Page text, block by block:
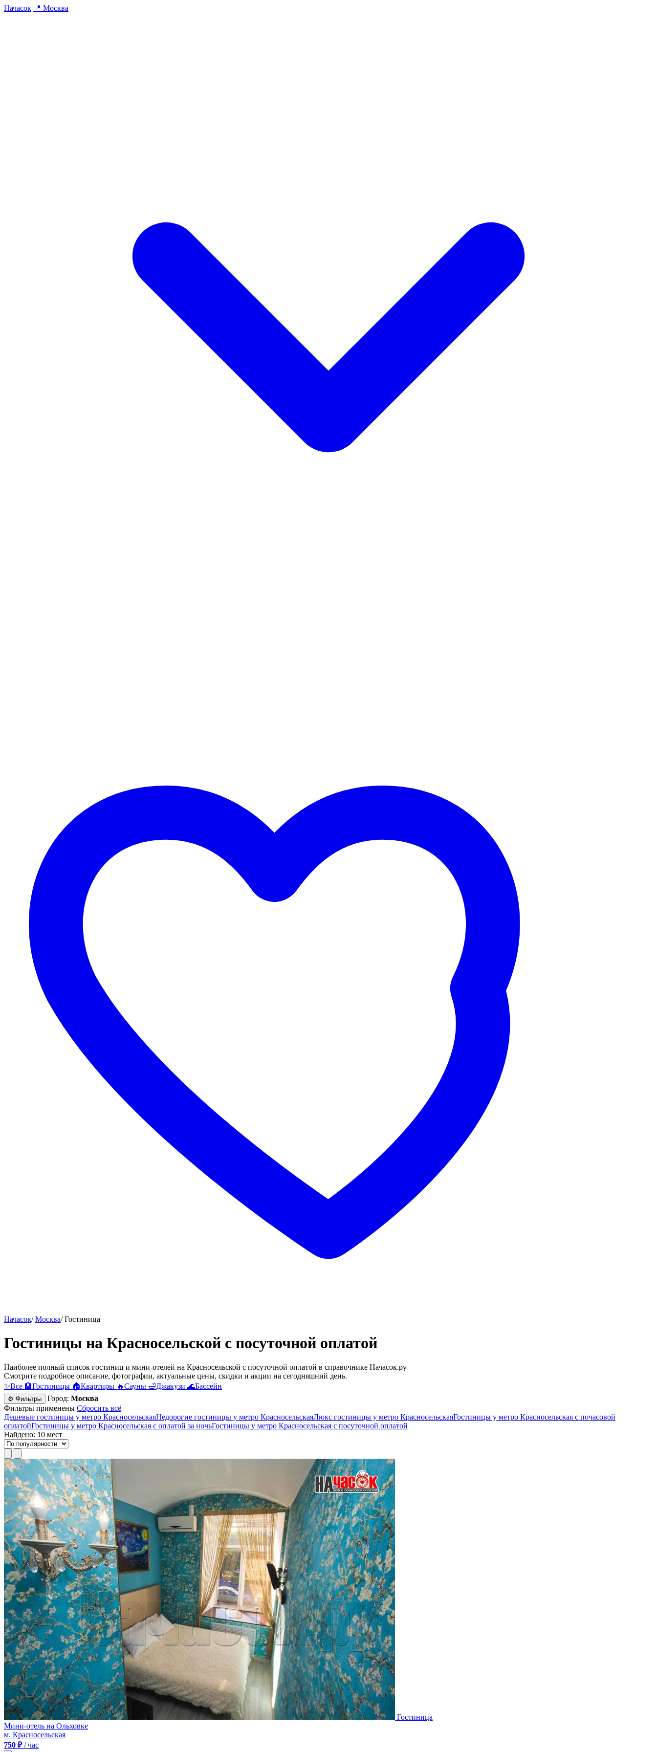
Начасок 📍 Москва
Начасок/ Москва/ Гостиница
Гостиницы на Красносельской c посуточной оплатой
Наиболее полный список гостиниц и мини-отелей на Красносельской c посуточной оплатой в справочнике Начасок.ру
Смотрите подробное описание, фотографии, актуальные цены, скидки и акции на сегодняшний день.
✨Все 🏨Гостиницы 🏠Квартиры 🔥Сауны 🛁Джакузи 🌊Бассейн
⚙ Фильтры Город: Москва
Фильтры применены Сбросить всё
Дешевые гостиницы у метро КрасносельскаяНедорогие гостиницы у метро КрасносельскаяЛюкс гостиницы у метро КрасносельскаяГостиницы у метро Красносельская c почасовой
оплатойГостиницы у метро Красносельская с оплатой за ночьГостиницы у метро Красносельская c посуточной оплатой
Найдено: 10 мест
Гостиница
Мини-отель на Ольховке
м. Красносельская
750 ₽/ час